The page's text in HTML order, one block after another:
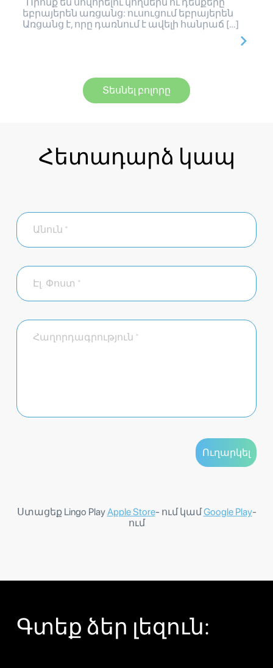
եբրայերեն առցանց: ուսուցում եբրայերեն
Առցանց է, որը դառնում է ավելի հանրաճ […]
Տեսնել բոլորը
Հետադարձ կապ
Ստացեք Lingo PlayApple Store- ում կամGoogle Play-
ում
Գտեք ձեր լեզուն: